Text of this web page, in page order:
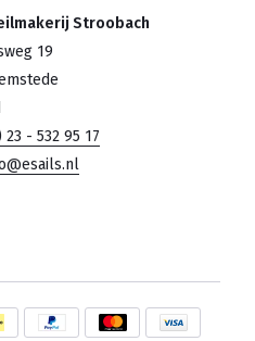
Stroobach
19
23 - 532 95 17